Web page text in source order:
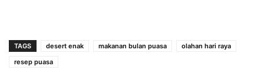
TAGS desert enak makanan bulan puasa
olahan hari raya
resep puasa